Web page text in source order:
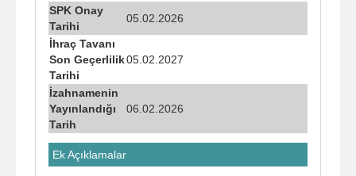
SPK Onay
Tarihi
05.02.2026
İhraç Tavanı
Son Geçerlilik
Tarihi
05.02.2027
İzahnamenin
Yayınlandığı
Tarih
06.02.2026
Ek Açıklamalar